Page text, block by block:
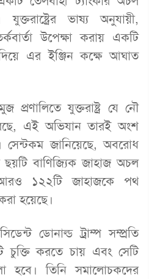
ভাষ্য অনুযায়ী,
উপেক্ষা করায় একটি
দিয়ে এর ইঞ্জিন কক্ষে আঘাত
প্রণালিতে যুক্তরাষ্ট্র যে নৌ
এই অভিযান তারই অংশ
সেন্টকম জানিয়েছে, অবরোধ
বাণিজ্যিক জাহাজ অচল
১২২টি জাহাজকে পথ
হয়েছে।
ডোনাল্ড ট্রাম্প সম্প্রতি
চুক্তি করতে চায় এবং সেটি
হবে। তিনি সমালোচকদের